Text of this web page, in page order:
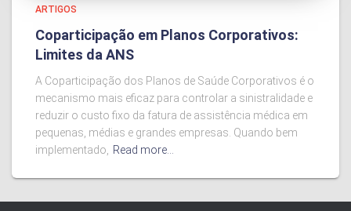
ARTIGOS
Coparticipação em Planos Corporativos:
Limites da ANS
A Coparticipação dos Planos de Saúde Corporativos é o
mecanismo mais eficaz para controlar a sinistralidade e
reduzir o custo fixo da fatura de assistência médica em
pequenas, médias e grandes empresas. Quando bem
implementado, Read more…